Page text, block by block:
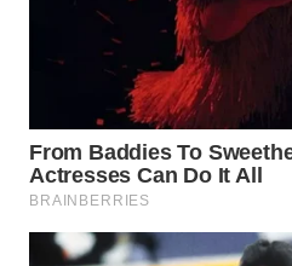
WN
NIAS
WN